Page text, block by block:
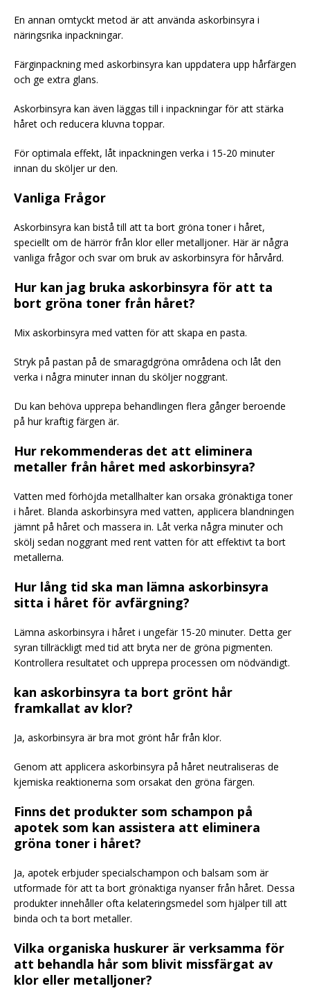
En annan omtyckt metod är att använda askorbinsyra i
näringsrika inpackningar.
Färginpackning med askorbinsyra kan uppdatera upp hårfärgen
och ge extra glans.
Askorbinsyra kan även läggas till i inpackningar för att stärka
håret och reducera kluvna toppar.
För optimala effekt, låt inpackningen verka i 15-20 minuter
innan du sköljer ur den.
Vanliga Frågor
Askorbinsyra kan bistå till att ta bort gröna toner i håret,
speciellt om de härrör från klor eller metalljoner. Här är några
vanliga frågor och svar om bruk av askorbinsyra för hårvård.
Hur kan jag bruka askorbinsyra för att ta
bort gröna toner från håret?
Mix askorbinsyra med vatten för att skapa en pasta.
Stryk på pastan på de smaragdgröna områdena och låt den
verka i några minuter innan du sköljer noggrant.
Du kan behöva upprepa behandlingen flera gånger beroende
på hur kraftig färgen är.
Hur rekommenderas det att eliminera
metaller från håret med askorbinsyra?
Vatten med förhöjda metallhalter kan orsaka grönaktiga toner
i håret. Blanda askorbinsyra med vatten, applicera blandningen
jämnt på håret och massera in. Låt verka några minuter och
skölj sedan noggrant med rent vatten för att effektivt ta bort
metallerna.
Hur lång tid ska man lämna askorbinsyra
sitta i håret för avfärgning?
Lämna askorbinsyra i håret i ungefär 15-20 minuter. Detta ger
syran tillräckligt med tid att bryta ner de gröna pigmenten.
Kontrollera resultatet och upprepa processen om nödvändigt.
kan askorbinsyra ta bort grönt hår
framkallat av klor?
Ja, askorbinsyra är bra mot grönt hår från klor.
Genom att applicera askorbinsyra på håret neutraliseras de
kjemiska reaktionerna som orsakat den gröna färgen.
Finns det produkter som schampon på
apotek som kan assistera att eliminera
gröna toner i håret?
Ja, apotek erbjuder specialschampon och balsam som är
utformade för att ta bort grönaktiga nyanser från håret. Dessa
produkter innehåller ofta kelateringsmedel som hjälper till att
binda och ta bort metaller.
Vilka organiska huskurer är verksamma för
att behandla hår som blivit missfärgat av
klor eller metalljoner?